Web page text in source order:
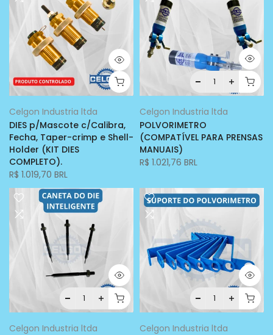
Celgon Industria ltda
DIES p/Mascote c/Calibra,
Fecha, Taper-crimp e Shell-
Holder (KIT DIES
COMPLETO).
R$ 1.019,70 BRL
Celgon Industria ltda
POLVORIMETRO
(COMPATÍVEL PARA PRENSAS
MANUAIS)
R$ 1.021,76 BRL
Celgon Industria ltda
Celgon Industria ltda